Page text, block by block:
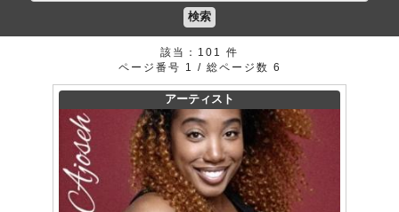
検索
該当：101 件
ページ番号 1 / 総ページ数 6
アーティスト